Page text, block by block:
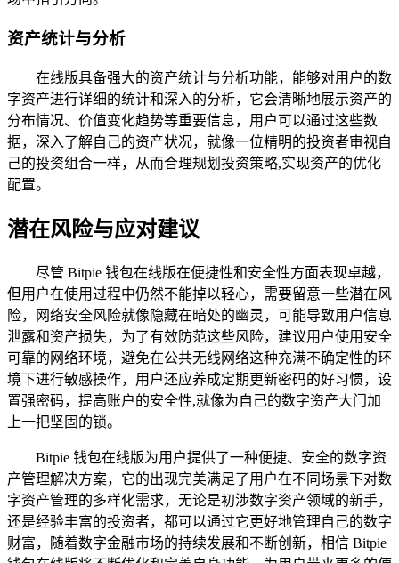
资产统计与分析
在线版具备强大的资产统计与分析功能，能够对用户的数
字资产进行详细的统计和深入的分析，它会清晰地展示资产的
分布情况、价值变化趋势等重要信息，用户可以通过这些数
据，深入了解自己的资产状况，就像一位精明的投资者审视自
己的投资组合一样，从而合理规划投资策略,实现资产的优化
配置。
潜在风险与应对建议
尽管 Bitpie 钱包在线版在便捷性和安全性方面表现卓越，
但用户在使用过程中仍然不能掉以轻心，需要留意一些潜在风
险，网络安全风险就像隐藏在暗处的幽灵，可能导致用户信息
泄露和资产损失，为了有效防范这些风险，建议用户使用安全
可靠的网络环境，避免在公共无线网络这种充满不确定性的环
境下进行敏感操作，用户还应养成定期更新密码的好习惯，设
置强密码，提高账户的安全性,就像为自己的数字资产大门加
上一把坚固的锁。
Bitpie 钱包在线版为用户提供了一种便捷、安全的数字资
产管理解决方案，它的出现完美满足了用户在不同场景下对数
字资产管理的多样化需求，无论是初涉数字资产领域的新手，
还是经验丰富的投资者，都可以通过它更好地管理自己的数字
财富，随着数字金融市场的持续发展和不断创新，相信 Bitpie